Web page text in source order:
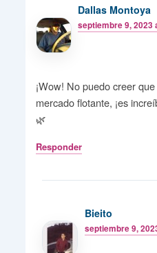
Dallas Montoya
septiembre 9, 2023
¡Wow! No puedo creer
mercado flotante, ¡es
🌿
Responder
Bieito
septiembre 9,